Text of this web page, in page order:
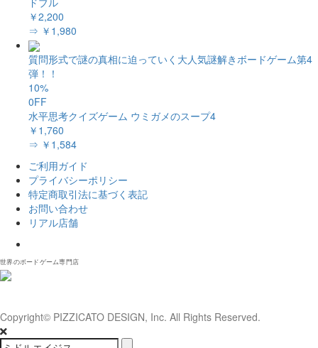
￥2,200
⇒ ￥1,980
質問形式で謎の真相に迫っていく大人気謎解きボードゲーム第4
弾！！
10%
0FF
水平思考クイズゲーム ウミガメのスープ4
￥1,760
⇒ ￥1,584
ご利用ガイド
プライバシーポリシー
特定商取引法に基づく表記
お問い合わせ
リアル店舗
世界のボードゲーム専門店
Copyright© PIZZICATO DESIGN, Inc. All Rights Reserved.